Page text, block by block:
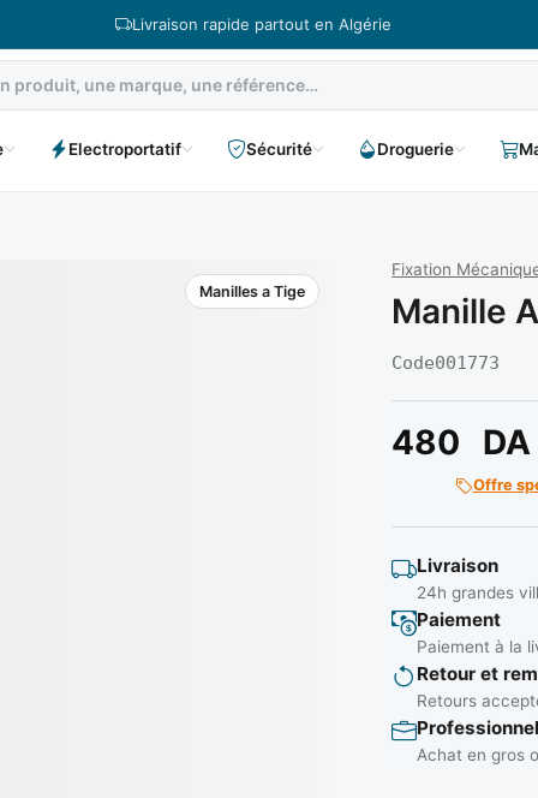
Livraison rapide partout en Algérie
Electroportatif Sécurité Droguerie
Manilles a Tige
Fixation
Manille
Code001773
480 DA
Offre
Livraison
24h grandes
Paiement
Paiement à la
Retour et
Retours
Achat en gros